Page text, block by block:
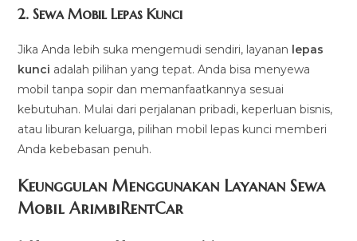
2.Sewa Mobil Lepas Kunci
Jika Anda lebih suka mengemudi sendiri, layanan lepas
kunci adalah pilihan yang tepat. Anda bisa menyewa
mobil tanpa sopir dan memanfaatkannya sesuai
kebutuhan. Mulai dari perjalanan pribadi, keperluan bisnis,
atau liburan keluarga, pilihan mobil lepas kunci memberi
Anda kebebasan penuh.
Keunggulan Menggunakan Layanan Sewa
Mobil ArimbiRentCar